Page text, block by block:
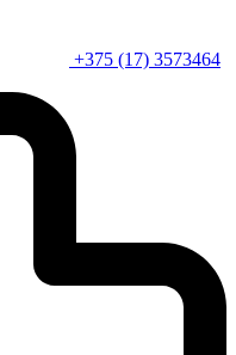
+375 (17) 3573464